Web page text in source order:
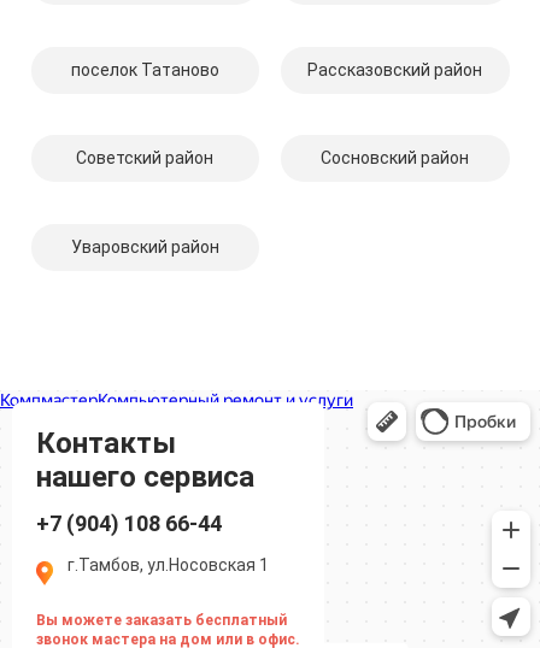
поселок Татаново Рассказовский район
Советский район Сосновский район
Уваровский район
Контакты
нашего сервиса
+7 (904) 108 66-44
г.Тамбов, ул.Носовская 1
Вы можете заказать бесплатный
звонок мастера на дом или в офис.
Компмастер
Носовская улица, 1